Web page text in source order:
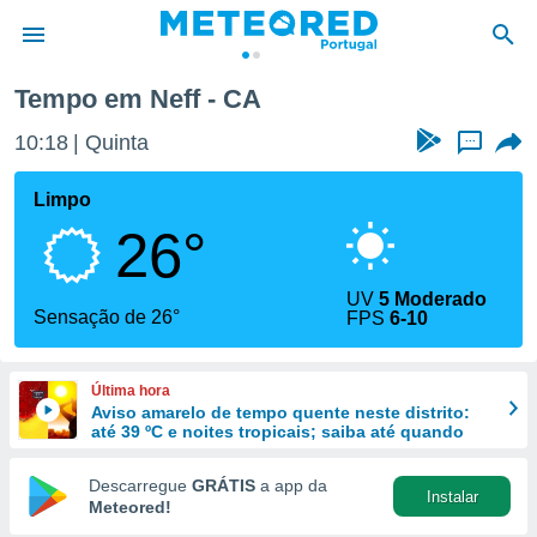
da
foi
fornecidas
a este
das
e
forma
digital
Tempo em Neff - CA
10:18 Quinta ...
Limpo
26°
Sensação de 26°
UV5 Moderado
FPS6-10
Última hora
Aviso amarelo de tempo quente neste distrito:
até 39 ºC e noites tropicais; saiba até quando
Descarregue GRÁTIS a app da
Meteored!
Instalar